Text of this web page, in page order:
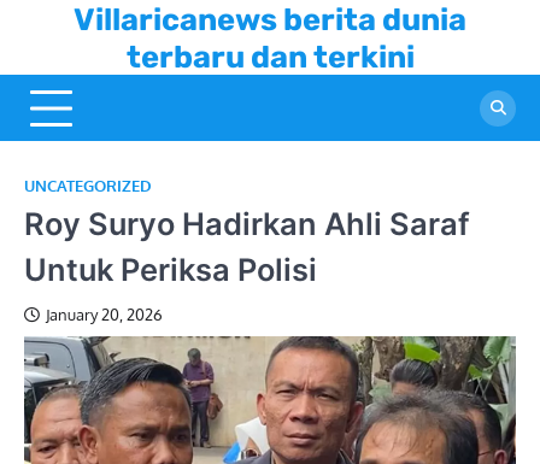
content
Villaricanews berita dunia
terbaru dan terkini
UNCATEGORIZED
Roy Suryo Hadirkan Ahli Saraf
Untuk Periksa Polisi
January 20, 2026